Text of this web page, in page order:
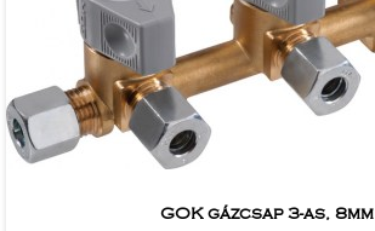
GOK gázcsap 3-as, 8mm